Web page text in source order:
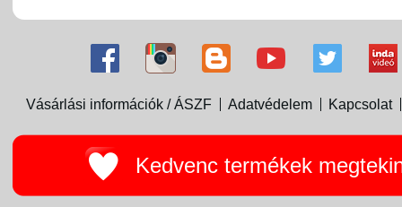
Vásárlási információk / ÁSZF Adatvédelem Kapcsolat
Kedvenc termékek